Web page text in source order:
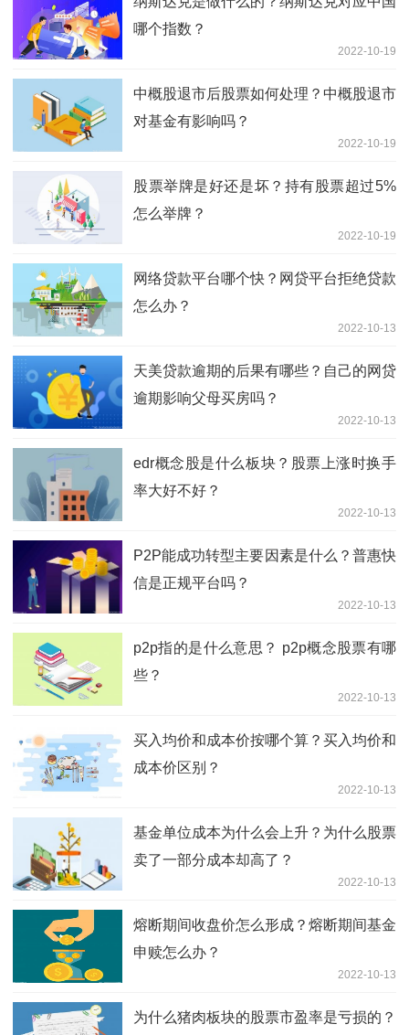
哪个指数？
2022-10-19
中概股退市后股票如何处理？中概股退市
对基金有影响吗？
2022-10-19
股票举牌是好还是坏？持有股票超过5%
怎么举牌？
2022-10-19
网络贷款平台哪个快？网贷平台拒绝贷款
怎么办？
2022-10-13
天美贷款逾期的后果有哪些？自己的网贷
逾期影响父母买房吗？
2022-10-13
edr概念股是什么板块？股票上涨时换手
率大好不好？
2022-10-13
P2P能成功转型主要因素是什么？普惠快
信是正规平台吗？
2022-10-13
p2p指的是什么意思？ p2p概念股票有哪
些？
2022-10-13
买入均价和成本价按哪个算？买入均价和
成本价区别？
2022-10-13
基金单位成本为什么会上升？为什么股票
卖了一部分成本却高了？
2022-10-13
熔断期间收盘价怎么形成？熔断期间基金
申赎怎么办？
2022-10-13
为什么猪肉板块的股票市盈率是亏损的？